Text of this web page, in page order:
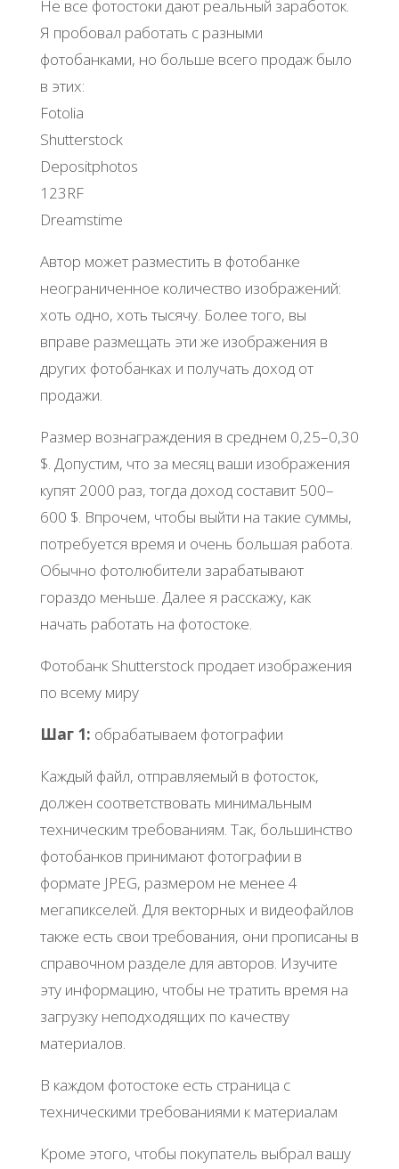
Не все фотостоки дают реальный заработок.
Я пробовал работать с разными
фотобанками, но больше всего продаж было
в этих:
Fotolia
Shutterstock
Depositphotos
123RF
Dreamstime
Автор может разместить в фотобанке
неограниченное количество изображений:
хоть одно, хоть тысячу. Более того, вы
вправе размещать эти же изображения в
других фотобанках и получать доход от
продажи.
Размер вознаграждения в среднем 0,25–0,30
$. Допустим, что за месяц ваши изображения
купят 2000 раз, тогда доход составит 500–
600 $. Впрочем, чтобы выйти на такие суммы,
потребуется время и очень большая работа.
Обычно фотолюбители зарабатывают
гораздо меньше. Далее я расскажу, как
начать работать на фотостоке.
Фотобанк Shutterstock продает изображения
по всему миру
Шаг 1: обрабатываем фотографии
Каждый файл, отправляемый в фотосток,
должен соответствовать минимальным
техническим требованиям. Так, большинство
фотобанков принимают фотографии в
формате JPEG, размером не менее 4
мегапикселей. Для векторных и видеофайлов
также есть свои требования, они прописаны в
справочном разделе для авторов. Изучите
эту информацию, чтобы не тратить время на
загрузку неподходящих по качеству
материалов.
В каждом фотостоке есть страница с
техническими требованиями к материалам
Кроме этого, чтобы покупатель выбрал вашу